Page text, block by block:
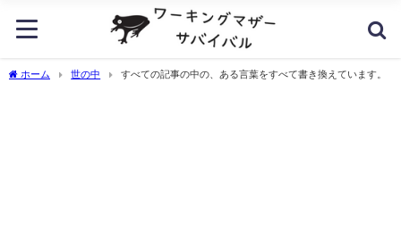
ホーム 世の中 すべての記事の中の、ある言葉をすべて書き換えています。